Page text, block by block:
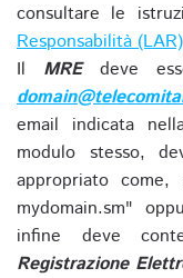
consultare le
Responsabilità (LAR)
Il MREdeve
email indicata
modulo stesso,
appropriato come,
mydomain.sm"
infine deve
Registrazione